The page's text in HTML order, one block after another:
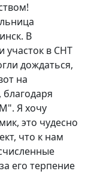
В
в СНТ
дождаться,
на
благодаря
Я хочу
это чудесно
что к нам
его терпение